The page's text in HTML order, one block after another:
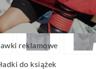
reklamowe
kuchenne
reklamowe
do książek